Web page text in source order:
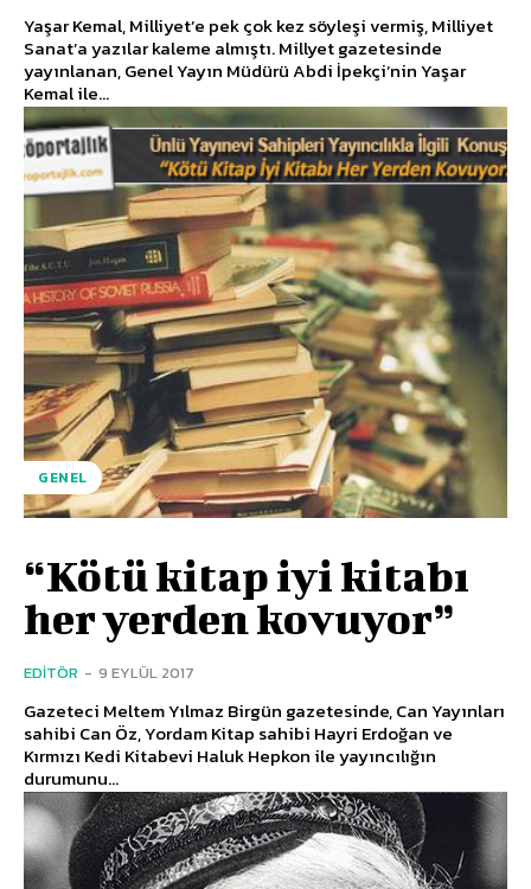
Yaşar Kemal, Milliyet’e pek çok kez söyleşi vermiş, Milliyet
Sanat’a yazılar kaleme almıştı. Millyet gazetesinde
yayınlanan, Genel Yayın Müdürü Abdi İpekçi’nin Yaşar
Kemal ile...
GENEL
“Kötü kitap iyi kitabı
her yerden kovuyor”
EDITÖR - 9 EYLÜL 2017
Gazeteci Meltem Yılmaz Birgün gazetesinde, Can Yayınları
sahibi Can Öz, Yordam Kitap sahibi Hayri Erdoğan ve
Kırmızı Kedi Kitabevi Haluk Hepkon ile yayıncılığın
durumunu...